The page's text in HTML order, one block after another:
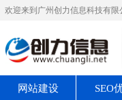
欢迎来到广州创力信息科技有限
网站建设 SEO